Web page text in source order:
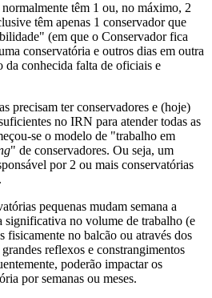
têm 1 ou, no máximo, 2
têm apenas 1 conservador que
(em que o Conservador fica
conservatória e outros dias em outra
da conhecida falta de oficiais e
precisam ter conservadores e (hoje)
no IRN para atender todas as
se o modelo de "trabalho em
" de conservadores. Ou seja, um
por 2 ou mais conservatórias
pequenas mudam semana a
significativa no volume de trabalho (e
fisicamente no balcão ou através dos
reflexos e constrangimentos
poderão impactar os
por semanas ou meses.